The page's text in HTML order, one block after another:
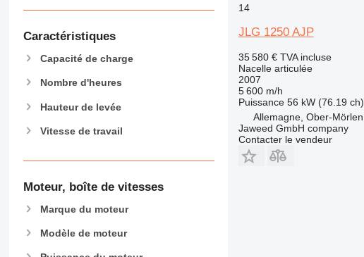
Caractéristiques
Capacité de charge
Nombre d'heures
Hauteur de levée
Vitesse de travail
Moteur, boîte de vitesses
Marque du moteur
Modèle de moteur
14
JLG 1250 AJP
35 580 € TVA incluse
Nacelle articulée
2007
5 600 m/h
Puissance 56 kW (76.19 ch)
Allemagne, Ober-Mörlen
Jaweed GmbH company
Contacter le vendeur